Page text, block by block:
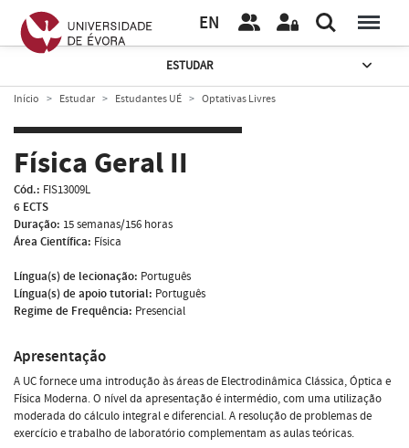
EN
ESTUDAR
Início Estudar Estudantes UÉ Optativas Livres
Física Geral II
Cód.: FIS13009L
6 ECTS
Duração: 15 semanas/156 horas
Área Científica: Física
Língua(s) de lecionação: Português
Língua(s) de apoio tutorial: Português
Regime de Frequência: Presencial
Apresentação
A UC fornece uma introdução às áreas de Electrodinâmica Clássica, Óptica e
Física Moderna. O nível da apresentação é intermédio, com uma utilização
moderada do cálculo integral e diferencial. A resolução de problemas de
exercício e trabalho de laboratório complementam as aulas teóricas.